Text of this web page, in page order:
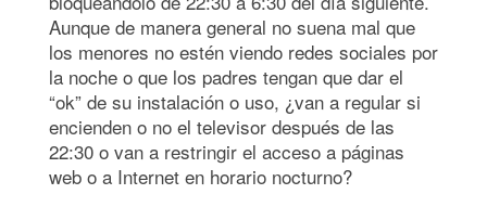
Aunque de manera general no suena mal que
los menores no estén viendo redes sociales por
la noche o que los padres tengan que dar el
“ok” de su instalación o uso, ¿van a regular si
encienden o no el televisor después de las
22:30 o van a restringir el acceso a páginas
web o a Internet en horario nocturno?